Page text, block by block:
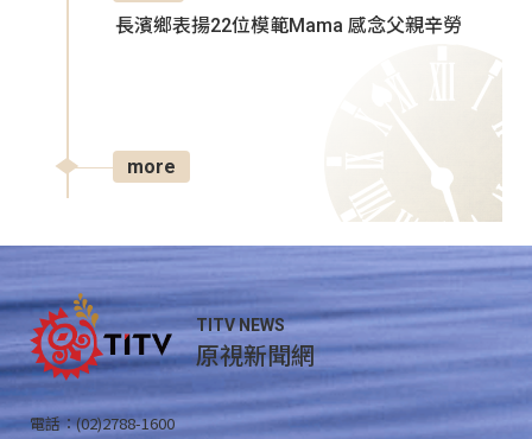
長濱鄉表揚22位模範Mama 感念父親辛勞
more
TITV NEWS
原視新聞網
電話：(02)2788-1600